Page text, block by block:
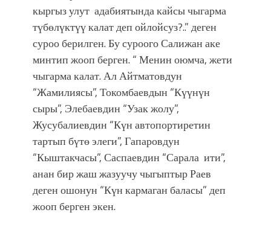
кыргыз улут адабиятында кайсы чыгарма
түбөлүктүү калат деп ойлойсуз?..” деген
суроо берилген. Бу суроого Салижан аке
минтип жооп берген. “ Менин оюмча, жети
чыгарма калат. Ал Айтматовдун
“Жамилиясы”, Токомбаевдын “Күүнүн
сыры”, Элебаевдин “Узак жолу”,
Жусубалиевдин “Күн автопортиретин
тартып бүтө элеги”, Гапаровдун
“Кыштакчасы”, Саспаевдин “Сарала ити”,
анан бир жаш жазуучу чыгыптыр Раев
деген ошонун “Күн кармаган баласы” деп
жооп берген экен.